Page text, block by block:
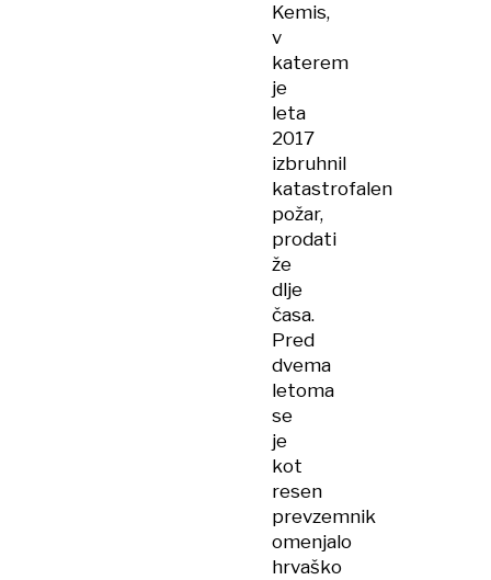
Kemis,
v
katerem
je
leta
2017
izbruhnil
katastrofalen
požar,
prodati
že
dlje
časa.
Pred
dvema
letoma
se
je
kot
resen
prevzemnik
omenjalo
hrvaško